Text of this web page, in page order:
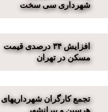
شهرداری سی سخت
افزایش ۳۴ درصدی قیمت
مسکن در تهران
تجمع کارگران شهرداریهای
هرسین و پیرانشهر